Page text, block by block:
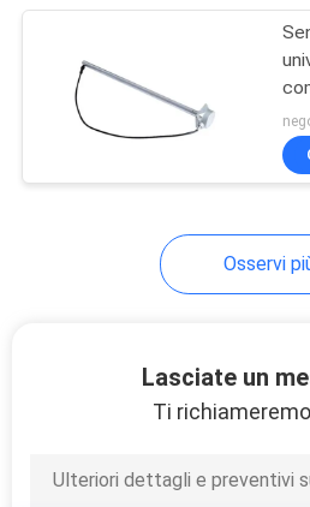
Veicolo
segue
SensoreOsservi
Lasciate un
Ti